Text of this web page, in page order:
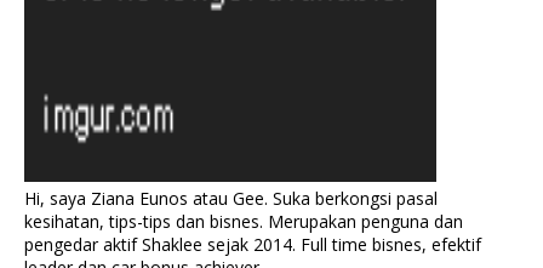
Hi, saya Ziana Eunos atau Gee. Suka berkongsi pasal
kesihatan, tips-tips dan bisnes. Merupakan penguna dan
pengedar aktif Shaklee sejak 2014. Full time bisnes, efektif